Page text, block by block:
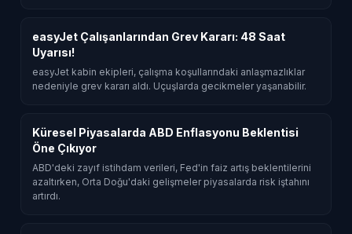
easyJet Çalışanlarından Grev Kararı: 48 Saat
Uyarısı!
easyJet kabin ekipleri, çalışma koşullarındaki anlaşmazlıklar
nedeniyle grev kararı aldı. Uçuşlarda gecikmeler yaşanabilir.
Küresel Piyasalarda ABD Enflasyonu Beklentisi
Öne Çıkıyor
ABD'deki zayıf istihdam verileri, Fed'in faiz artış beklentilerini
azaltırken, Orta Doğu'daki gelişmeler piyasalarda risk iştahını
artırdı.